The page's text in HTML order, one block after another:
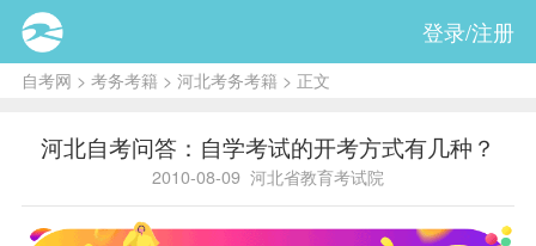
登录/注册
自考网 > 考务考籍 > 河北考务考籍 > 正文
河北自考问答：自学考试的开考方式有几种？
2010-08-09 河北省教育考试院